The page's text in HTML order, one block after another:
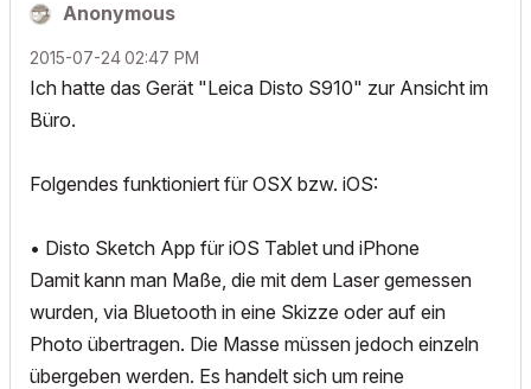
Anonymous
‎2015-07-2402:47 PM
Ich hatte das Gerät "Leica Disto S910" zur Ansicht im
Büro.
Folgendes funktioniert für OSX bzw. iOS:
• Disto Sketch App für iOS Tablet und iPhone
Damit kann man Maße, die mit dem Laser gemessen
wurden, via Bluetooth in eine Skizze oder auf ein
Photo übertragen. Die Masse müssen jedoch einzeln
übergeben werden. Es handelt sich um reine